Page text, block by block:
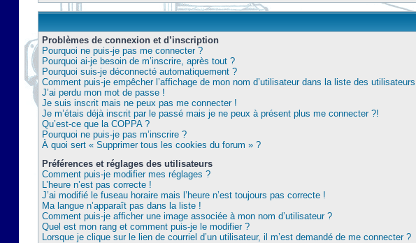
Problèmes de connexion et d’inscription
Pourquoi ne puis-je pas me connecter ?
Pourquoi ai-je besoin de m’inscrire, après tout ?
Pourquoi suis-je déconnecté automatiquement ?
Comment puis-je empêcher l’affichage de mon nom d’utilisateur dans la liste des
J’ai perdu mon mot de passe !
Je suis inscrit mais ne peux pas me connecter !
Je m’étais déjà inscrit par le passé mais je ne peux à présent plus me connecter ?!
Qu’est-ce que la COPPA ?
Pourquoi ne puis-je pas m’inscrire ?
À quoi sert « Supprimer tous les cookies du forum » ?
Préférences et réglages des utilisateurs
Comment puis-je modifier mes réglages ?
L’heure n’est pas correcte !
J’ai modifié le fuseau horaire mais l’heure n’est toujours pas correcte !
Ma langue n’apparaît pas dans la liste !
Comment puis-je afficher une image associée à mon nom d’utilisateur ?
Quel est mon rang et comment puis-je le modifier ?
Lorsque je clique sur le lien de courriel d’un utilisateur, il m’est demandé de me connecter ?